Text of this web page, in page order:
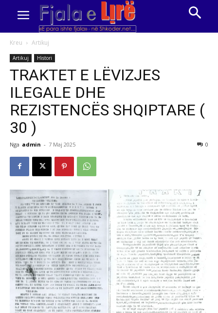
Kreu Artikuj
Artikuj Histori
TRAKTET E LËVIZJES
ILEGALE DHE
REZISTENCËS SHQIPTARE (
30 )
Nga admin - 7 Maj 2025 0